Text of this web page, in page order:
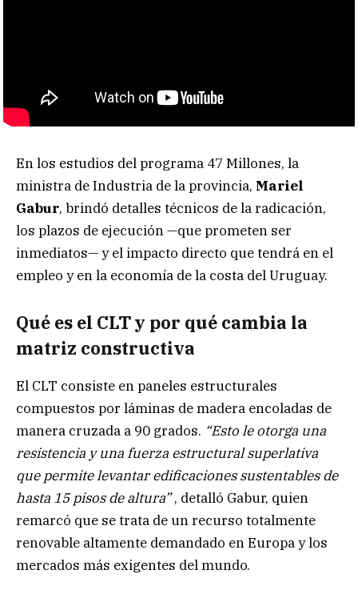
En los estudios del programa 47 Millones, la
ministra de Industria de la provincia, Mariel
Gabur, brindó detalles técnicos de la radicación,
los plazos de ejecución —que prometen ser
inmediatos— y el impacto directo que tendrá en el
empleo y en la economía de la costa del Uruguay.
Qué es el CLT y por qué cambia la
matriz constructiva
El CLT consiste en paneles estructurales
compuestos por láminas de madera encoladas de
manera cruzada a 90 grados. “Esto le otorga una
resistencia y una fuerza estructural superlativa
que permite levantar edificaciones sustentables de
hasta 15 pisos de altura”, detalló Gabur, quien
remarcó que se trata de un recurso totalmente
renovable altamente demandado en Europa y los
mercados más exigentes del mundo.